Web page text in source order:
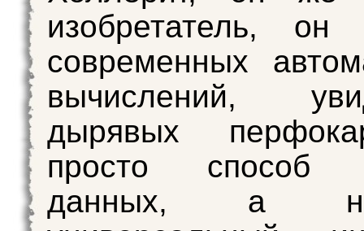
изобретатель,
современных
вычислений,
дырявых
просто способ
данных, а